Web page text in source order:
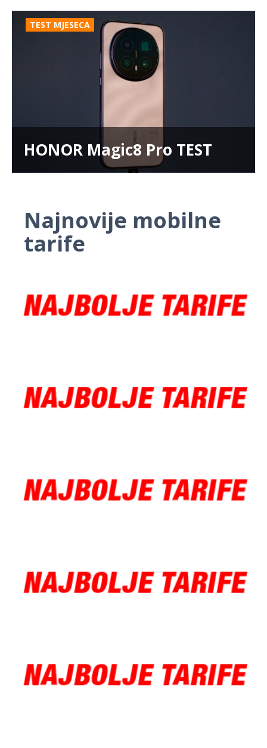
TEST MJESECA
HONOR Magic8 Pro TEST
Najnovije mobilne
tarife